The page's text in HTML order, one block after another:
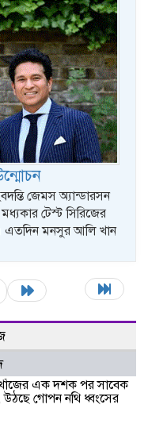
জেমস অ্যান্ডারসন
টেস্ট সিরিজের
এতদিন মনসুর আলি খান
এক দশক পর সাবেক
উঠছে গোপন নথি ধ্বংসের